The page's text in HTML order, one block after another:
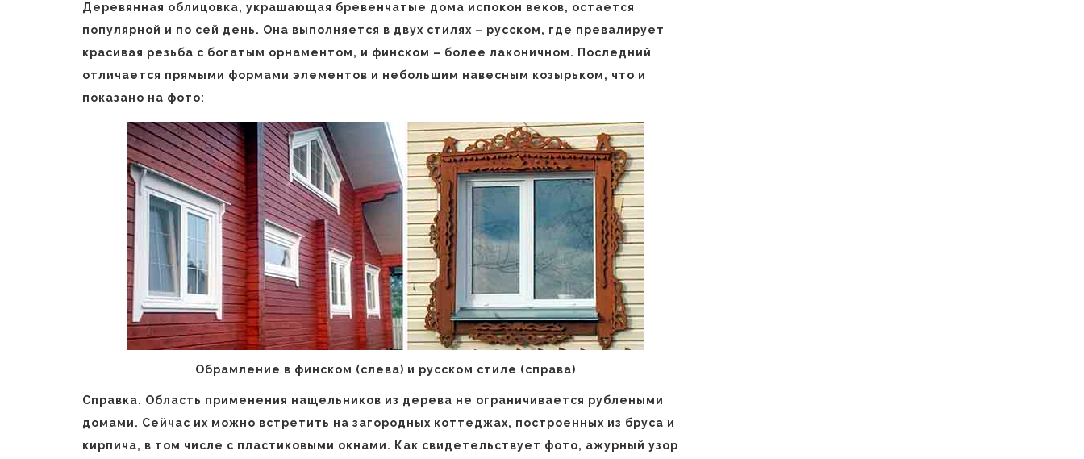
Деревянная облицовка, украшающая бревенчатые дома испокон веков, остается
популярной и по сей день. Она выполняется в двух стилях – русском, где превалирует
красивая резьба с богатым орнаментом, и финском – более лаконичном. Последний
отличается прямыми формами элементов и небольшим навесным козырьком, что и
показано на фото:
Обрамление в финском (слева) и русском стиле (справа)
Справка. Область применения нащельников из дерева не ограничивается рублеными
домами. Сейчас их можно встретить на загородных коттеджах, построенных из бруса и
кирпича, в том числе с пластиковыми окнами. Как свидетельствует фото, ажурный узор